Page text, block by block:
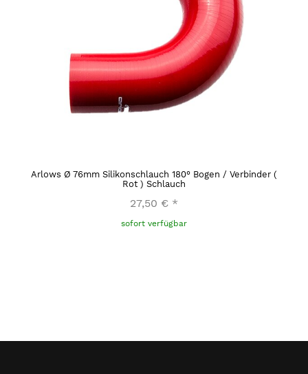
Arlows Ø 76mm Silikonschlauch 180° Bogen / Verbinder (
Rot ) Schlauch
27,50 € *
sofort verfügbar